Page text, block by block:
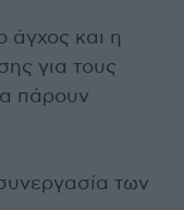
άγχος και η
για τους
πάρουν
των